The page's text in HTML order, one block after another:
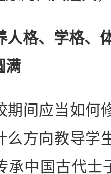
格、学格、
满
间应当如何
么方向教导学
承中国古代士